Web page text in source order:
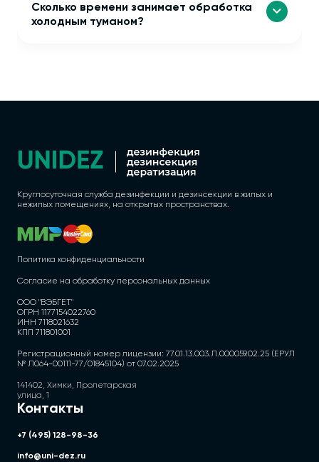
Сколько времени занимает обработка
холодным туманом?
Круглосуточная служба дезинфекции и дезинсекции в жилых и
нежилых помещениях, на открытых пространствах.
Политика конфиденциальности
Согласие на обработку персональных данных
ООО "ВЭБГЕТ"
ОГРН 1177154022760
ИНН 7118021632
КПП 711801001
Регистрационный номер лицензии: 77.01.13.003.Л.000059.02.25 (ЕРУЛ
№ Л064-00111-77/01845104) от 07.02.2025
141402, Химки, Пролетарская
улица, 1
Контакты
+7 (495) 128-98-36
info@uni-dez.ru